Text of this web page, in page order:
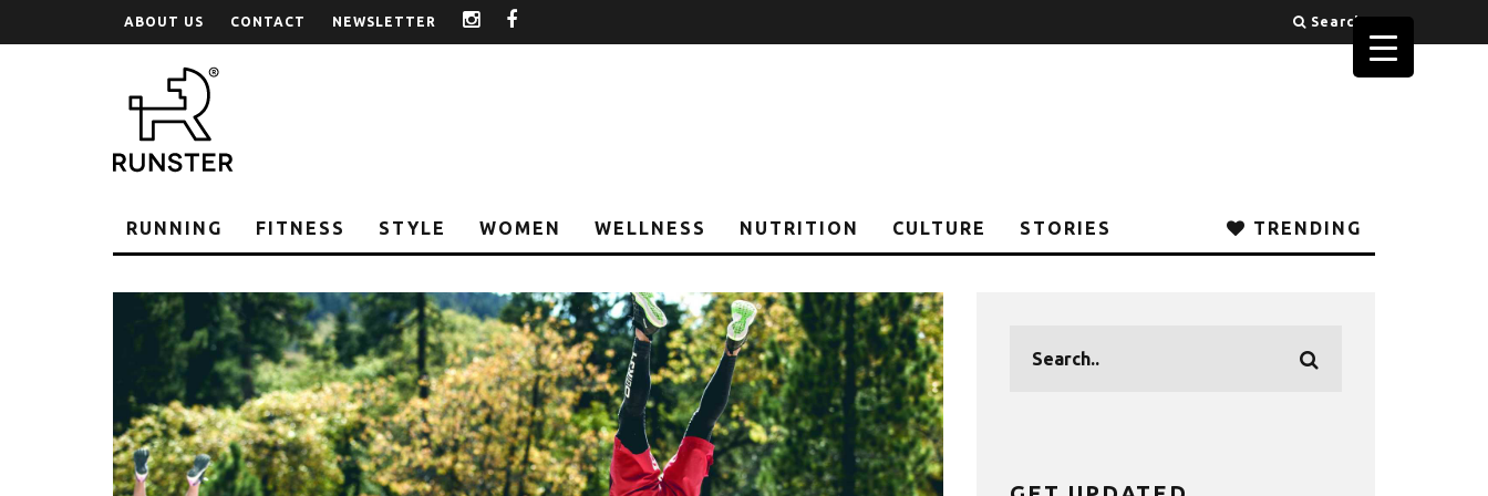
ABOUT US CONTACT NEWSLETTER instagram Search
RUNNING FITNESS STYLE WOMEN WELLNESS NUTRITION CULTURE STORIES TRENDING